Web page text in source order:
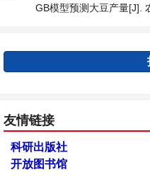
GB模型预测大豆产量[J].
友情链接
科研出版社
开放图书馆